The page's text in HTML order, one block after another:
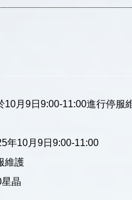
10月9日9:00-11:00進行停
年10月9日9:00-11:00
維護
晶